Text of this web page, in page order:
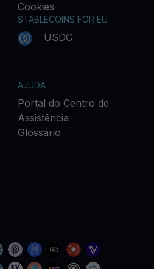
Cookies
STABLECOINS FOR EU
USDC
AJUDA
Portal do Centro de
Assistência
Glossário